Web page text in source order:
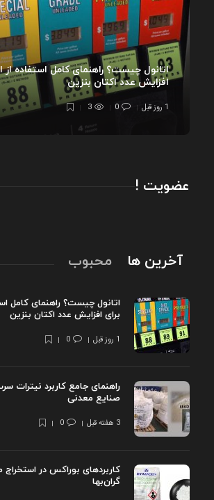
اتانول چیست؟ راهنمای کامل استفاده از
افزایش عدد اکتان بنزین
1 روز قبل 0
3
عضویت !
آخرین ها محبوب
اتانول چیست؟ راهنمای کامل
برای افزایش عدد اکتان بنزین
1 روز قبل 0
راهنمای جامع کاربرد نیترات
صنایع معدنی
3 هفته قبل 0
کاربردهای بوراکس در استخراج
گران‌بها